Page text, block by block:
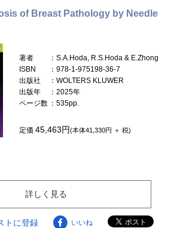
of Breast Pathology by Needle
著者
：S.A.Hoda, R.S.Hoda & E.Zhong
ISBN
：978-1-975198-36-7
出版社
：WOLTERS KLUWER
出版年
：2025年
ページ数 ：535pp.
定価45,463円(本体41,330円 ＋ 税)
詳しく見る
トに登録 いいね